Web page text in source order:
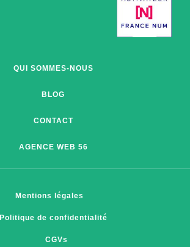
QUI SOMMES-NOUS
BLOG
CONTACT
AGENCE WEB 56
Mentions légales
Politique de confidentialité
CGVs